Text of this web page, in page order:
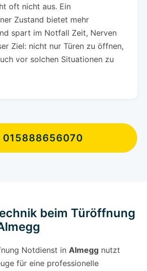
oft nicht aus. Ein
Zustand bietet mehr
spart im Notfall Zeit, Nerven
Ziel: nicht nur Türen zu öffnen,
vor solchen Situationen zu
015888656070
beim Türöffnung
Notdienst in Almegg nutzt
für eine professionelle